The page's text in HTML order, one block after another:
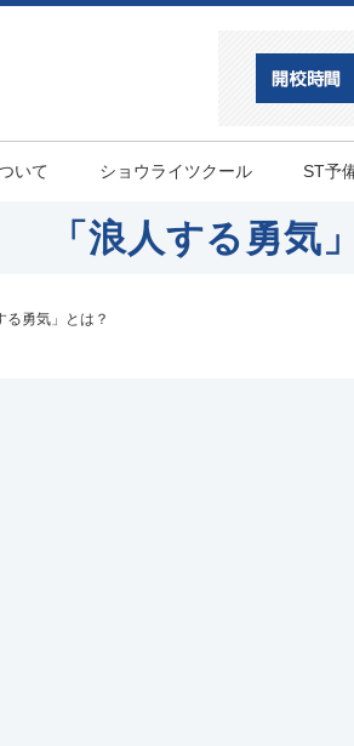
いて ショウライツクール ST予
「浪人する勇気
る勇気」とは？